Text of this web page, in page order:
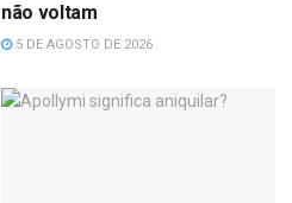
não voltam
5 DE AGOSTO DE 2026